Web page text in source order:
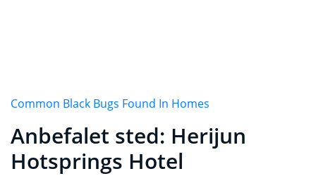
Common Black Bugs Found In Homes
Anbefalet sted: Herijun
Hotsprings Hotel